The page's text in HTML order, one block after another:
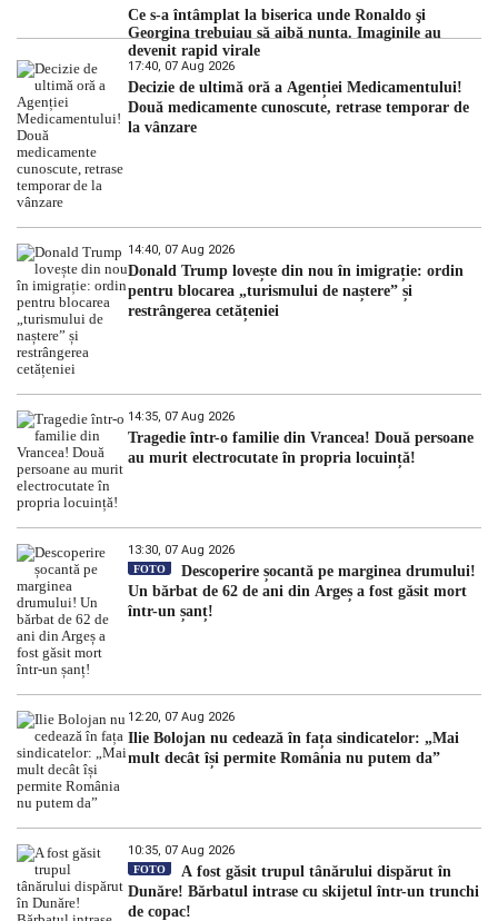
Ce s-a întâmplat la biserica unde Ronaldo şi
Georgina trebuiau să aibă nunta. Imaginile au
devenit rapid virale
17:40, 07 Aug 2026
Decizie de ultimă oră a Agenției Medicamentului!
Două medicamente cunoscute, retrase temporar de
la vânzare
14:40, 07 Aug 2026
Donald Trump lovește din nou în imigrație: ordin
pentru blocarea „turismului de naștere” și
restrângerea cetățeniei
14:35, 07 Aug 2026
Tragedie într-o familie din Vrancea! Două persoane
au murit electrocutate în propria locuință!
13:30, 07 Aug 2026
FOTO
Descoperire șocantă pe marginea drumului!
Un bărbat de 62 de ani din Argeș a fost găsit mort
într-un șanț!
12:20, 07 Aug 2026
Ilie Bolojan nu cedează în fața sindicatelor: „Mai
mult decât își permite România nu putem da”
10:35, 07 Aug 2026
FOTO
A fost găsit trupul tânărului dispărut în
Dunăre! Bărbatul intrase cu skijetul într-un trunchi
de copac!